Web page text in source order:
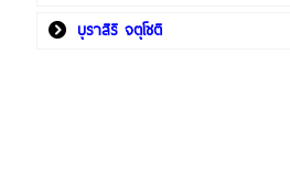
บุราสิริ จตุโชติ